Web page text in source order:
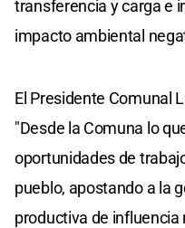
transferencia y carga e
impacto ambiental
El Presidente Comunal
"Desde la Comuna lo
oportunidades de
pueblo, apostando a la
productiva de influencia